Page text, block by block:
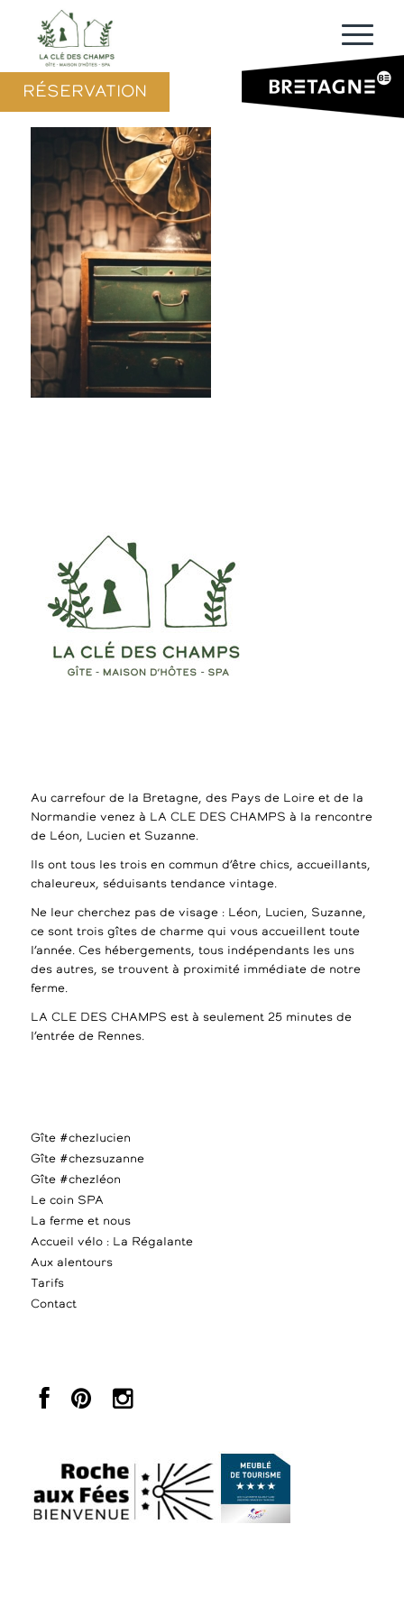
RÉSERVATION
Au carrefour de la Bretagne, des Pays de Loire et de la
Normandie venez à LA CLE DES CHAMPS à la rencontre
de Léon, Lucien et Suzanne.
Ils ont tous les trois en commun d’être chics, accueillants,
chaleureux, séduisants tendance vintage.
Ne leur cherchez pas de visage : Léon, Lucien, Suzanne,
ce sont trois gîtes de charme qui vous accueillent toute
l’année. Ces hébergements, tous indépendants les uns
des autres, se trouvent à proximité immédiate de notre
ferme.
LA CLE DES CHAMPS est à seulement 25 minutes de
l’entrée de Rennes.
Gîte #chezlucien
Gîte #chezsuzanne
Gîte #chezléon
Le coin SPA
La ferme et nous
Accueil vélo : La Régalante
Aux alentours
Tarifs
Contact